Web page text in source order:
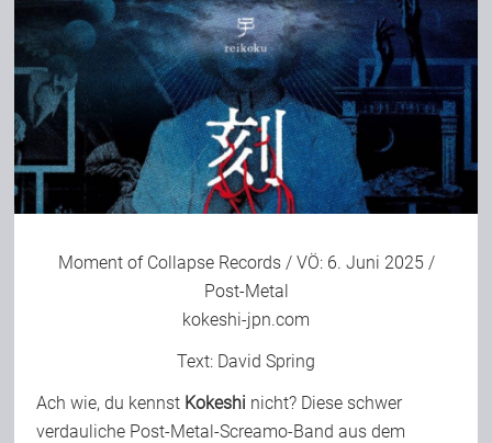
Interviews
Weitere Berichte
Bild-Archiv
Rezensionen
Alles andere
Moment of Collapse Records/ VÖ: 6. Juni 2025 /
Post-Metal
kokeshi-jpn.com
Text: David Spring
Ach wie, du kennst Kokeshi nicht? Diese schwer
verdauliche Post-Metal-Screamo-Band aus dem